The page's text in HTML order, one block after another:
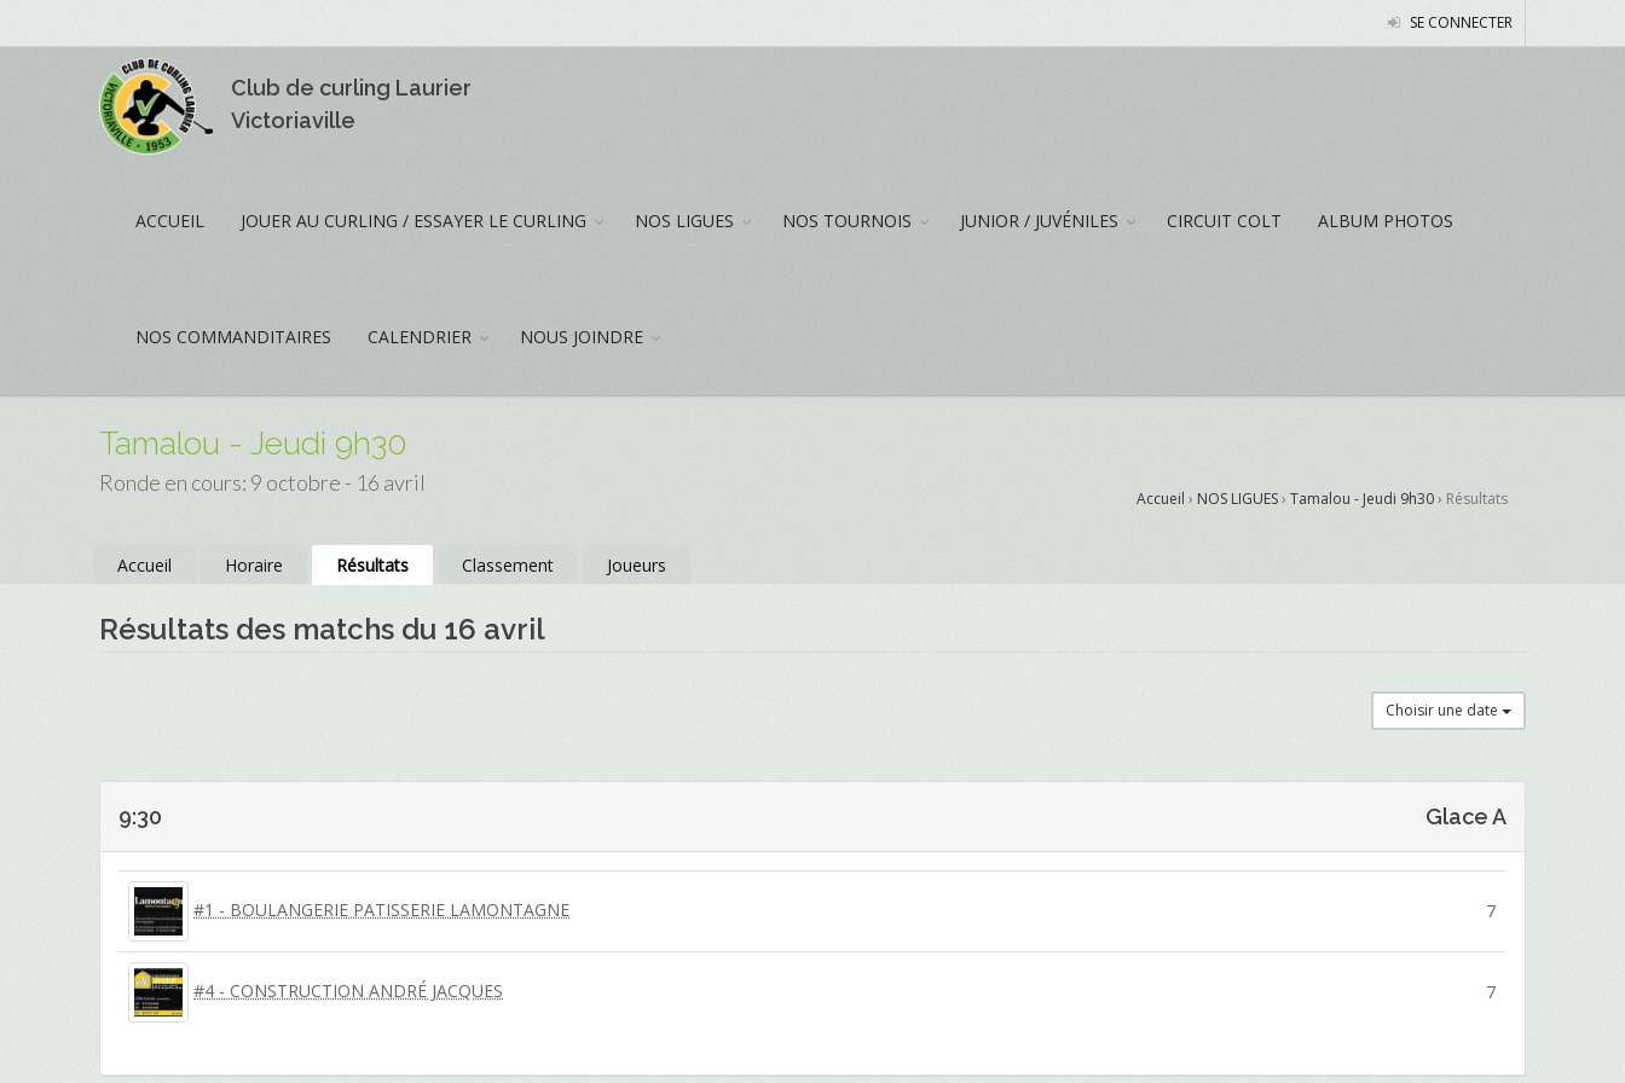
SE CONNECTER
Club de curling Laurier
Victoriaville
ACCUEIL JOUER AU CURLING / ESSAYER LE CURLING NOS LIGUES NOS TOURNOIS JUNIOR / JUVÉNILES CIRCUIT COLT ALBUM PHOTOS
NOS COMMANDITAIRES CALENDRIER NOUS JOINDRE
Tamalou - Jeudi 9h30
Ronde en cours: 9 octobre - 16 avril
Accueil › NOS LIGUES› Tamalou - Jeudi 9h30› Résultats
Accueil Horaire Résultats Classement Joueurs
Résultats des matchs du 16 avril
Choisir une date
9:30 Glace A
#1 - BOULANGERIE PATISSERIE LAMONTAGNE 7
#4 - CONSTRUCTION ANDRÉ JACQUES 7